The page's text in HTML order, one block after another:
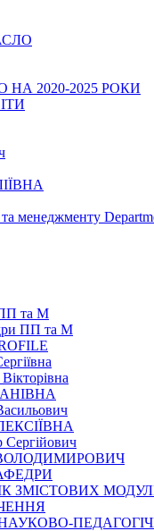
НА 2020-2025 РОКИ
та менеджменту
та М
ПП та М
ЗМІСТОВИХ